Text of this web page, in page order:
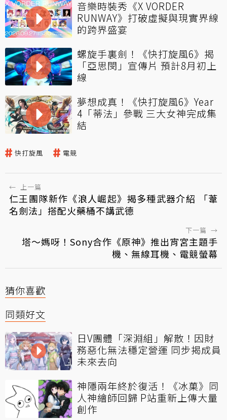
音樂時裝秀《X VORDER
RUNWAY》打破虛擬與現實界線
的跨界盛宴
螺旋手裏劍！《快打旋風6》揭
「亞思閔」宣傳片 預計8月初上
線
夢想成真！《快打旋風6》Year
4「蒂法」參戰 三大女神完成集
結
快打旋風 電競
← 上一篇
仁王團隊新作《浪人崛起》揭多種武器介紹 「葦
名劍法」搭配火藥桶不講武德
下一篇 →
塔～媽呀！Sony合作《原神》推出宵宮主題手
機、無線耳機、電競螢幕
猜你喜歡
同類好文
日V團體「深淵組」解散！因財
務惡化無法穩定營運 同步揭成員
未來去向
神隱兩年終於復活！《冰菓》同
人神繪師回歸 P站重新上傳大量
創作